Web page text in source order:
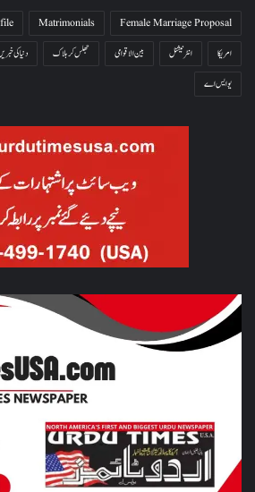
Female Marriage Proposal
Matrimonials
امریکا
انٹرنیشنل بین الاقوامی جھلس کر ہلاک دنیا کی
یو ایس اے